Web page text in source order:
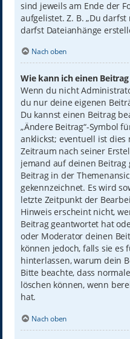
sind jeweils am Ende der
aufgelistet. Z. B. „Du darfst
darfst Dateianhänge
Nach oben
Wie kann ich einen
Wenn du nicht
du nur deine eigenen
Du kannst einen Beitrag
„Ändere Beitrag“-Symbol
anklickst; eventuell ist
Zeitraum nach seiner
jemand auf deinen
Beitrag in der
gekennzeichnet. Es wird
letzte Zeitpunkt der
Hinweis erscheint nicht,
Beitrag geantwortet hat
oder Moderator deinen
können jedoch, falls sie es
hinterlassen, warum dein
Bitte beachte, dass
löschen können, wenn
hat.
Nach oben